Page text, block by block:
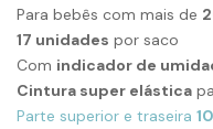
Para bebês com mais de
17 unidades por saco
Com indicador de
Cintura super elástica
Parte superior e traseira